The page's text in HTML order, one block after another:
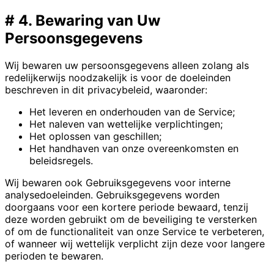
# 4. Bewaring van Uw
Persoonsgegevens
Wij bewaren uw persoonsgegevens alleen zolang als
redelijkerwijs noodzakelijk is voor de doeleinden
beschreven in dit privacybeleid, waaronder:
Het leveren en onderhouden van de Service;
Het naleven van wettelijke verplichtingen;
Het oplossen van geschillen;
Het handhaven van onze overeenkomsten en
beleidsregels.
Wij bewaren ook Gebruiksgegevens voor interne
analysedoeleinden. Gebruiksgegevens worden
doorgaans voor een kortere periode bewaard, tenzij
deze worden gebruikt om de beveiliging te versterken
of om de functionaliteit van onze Service te verbeteren,
of wanneer wij wettelijk verplicht zijn deze voor langere
perioden te bewaren.